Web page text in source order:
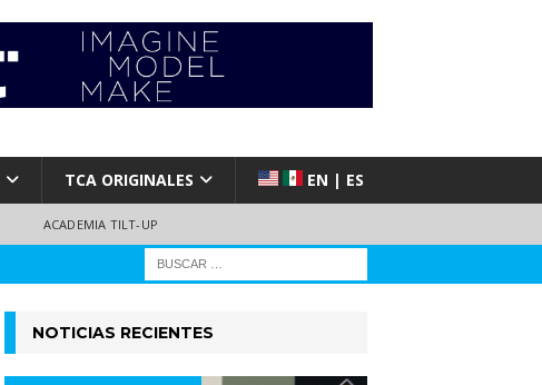
TCA ORIGINALES EN | ES
ACADEMIA TILT-UP
NOTICIAS RECIENTES